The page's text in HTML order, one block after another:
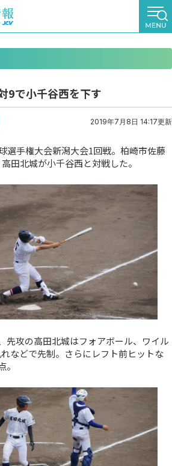
9で小千谷西を下す
2019年7月8日 14:17更新
選手権大会新潟大会1回戦。柏崎市佐藤
田北城が小千谷西と対戦した。
先攻の高田北城はフォアボール、ワイル
などで先制。さらにレフト前ヒットな